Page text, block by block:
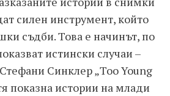
силен инструмент, който
съдби. Това е начинът, по
истински случаи –
Синклер „Too Young
показна истории на млади